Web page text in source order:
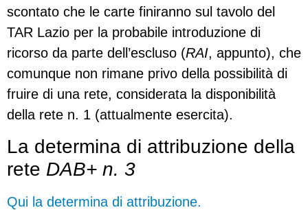
scontato che le carte finiranno sul tavolo del
TAR Lazio per la probabile introduzione di
ricorso da parte dell’escluso (RAI, appunto), che
comunque non rimane privo della possibilità di
fruire di una rete, considerata la disponibilità
della rete n. 1 (attualmente esercita).
La determina di attribuzione della
rete DAB+ n. 3
Qui la determina di attribuzione.